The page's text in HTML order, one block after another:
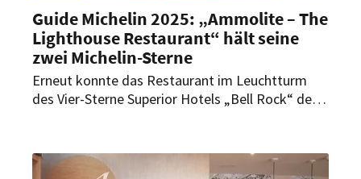
Guide Michelin 2025: „Ammolite – The
Lighthouse Restaurant“ hält seine
zwei Michelin-Sterne
Erneut konnte das Restaurant im Leuchtturm
des Vier-Sterne Superior Hotels „Bell Rock“ des
„Ammolite – The Lighthouse Restaurant“ mit
zwei Sternen aus. Damit zählt es weiterhin zu